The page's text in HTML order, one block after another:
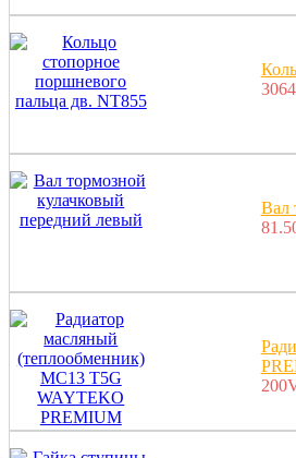
Вал